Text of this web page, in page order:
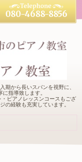
期から長いスパンを視野に、
指導致します。
ピアノレッスンコースもござ
の経験も充実しています。
080-4688-8856